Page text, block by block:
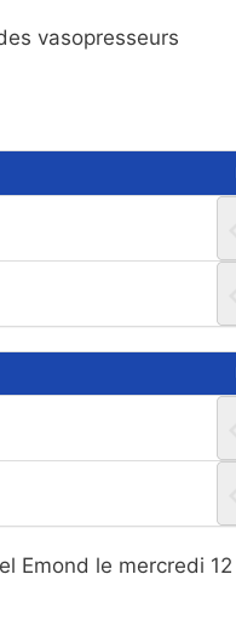
vasopresseurs
Emond le mercredi